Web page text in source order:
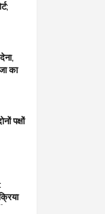
का
पक्षों